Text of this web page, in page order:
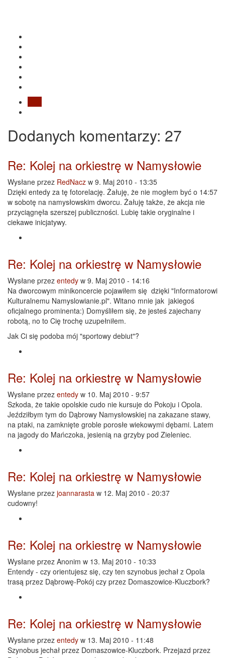
Dodanych komentarzy: 27
Re: Kolej na orkiestrę w Namysłowie
Wysłane przez RedNacz w 9. Maj 2010 - 13:35
Dzięki entedy za tę fotorelację. Żałuję, że nie mogłem być o 14:57
w sobotę na namysłowskim dworcu. Żałuję także, że akcja nie
przyciągnęła szerszej publiczności. Lubię takie oryginalne i
ciekawe inicjatywy.
Re: Kolej na orkiestrę w Namysłowie
Wysłane przez entedy w 9. Maj 2010 - 14:16
Na dworcowym minikoncercie pojawiłem się dzięki "Informatorowi
Kulturalnemu Namyslowianie.pl". Witano mnie jak jakiegoś
oficjalnego prominenta:) Domyśliłem się, że jesteś zajechany
robotą, no to Cię trochę uzupełniłem.
Jak Ci się podoba mój "sportowy debiut"?
Re: Kolej na orkiestrę w Namysłowie
Wysłane przez entedy w 10. Maj 2010 - 9:57
Szkoda, że takie opolskie cudo nie kursuje do Pokoju i Opola.
Jeździłbym tym do Dąbrowy Namysłowskiej na zakazane stawy,
na ptaki, na zamknięte groble porosłe wiekowymi dębami. Latem
na jagody do Mańczoka, jesienią na grzyby pod Zieleniec.
Re: Kolej na orkiestrę w Namysłowie
Wysłane przez joannarasta w 12. Maj 2010 - 20:37
cudowny!
Re: Kolej na orkiestrę w Namysłowie
Wysłane przez Anonim w 13. Maj 2010 - 10:33
Entendy - czy orientujesz się, czy ten szynobus jechał z Opola
trasą przez Dąbrowę-Pokój czy przez Domaszowice-Kluczbork?
Re: Kolej na orkiestrę w Namysłowie
Wysłane przez entedy w 13. Maj 2010 - 11:48
Szynobus jechał przez Domaszowice-Kluczbork. Przejazd przez